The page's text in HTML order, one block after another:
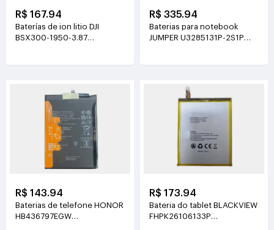
R$ 167.94
Baterías de ion litio DJI
BSX300-1950-3.87
R$ 335.94
Baterias para notebook
JUMPER U3285131P-2S1P
R$ 143.94
Baterias de telefone HONOR
HB436797EGW
R$ 173.94
Bateria do tablet BLACKVIEW
FHPK26106133P